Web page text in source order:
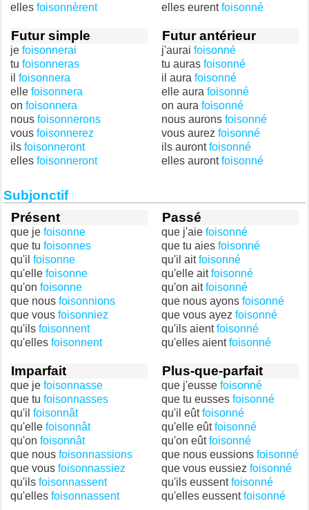
elles foisonnèrent
elles eurentfoisonné
Futur simple
je foisonnerai
tu foisonneras
il foisonnera
elle foisonnera
on foisonnera
nous foisonnerons
vous foisonnerez
ils foisonneront
elles foisonneront
Futur antérieur
j'aurai foisonné
tu auras foisonné
il aura foisonné
elle aura foisonné
on aura foisonné
nous aurons foisonné
vous aurez foisonné
ils aurontfoisonné
elles aurontfoisonné
Subjonctif
Présent
que je foisonne
que tu foisonnes
qu'il foisonne
qu'elle foisonne
qu'on foisonne
que nous foisonnions
que vous foisonniez
qu'ils foisonnent
qu'elles foisonnent
Passé
que j'aie foisonné
que tu aies foisonné
qu'il aitfoisonné
qu'elle aitfoisonné
qu'on aitfoisonné
que nous ayons foisonné
que vous ayez foisonné
qu'ils aientfoisonné
qu'elles aientfoisonné
Imparfait
que je foisonnasse
que tu foisonnasses
qu'il foisonnât
qu'elle foisonnât
qu'on foisonnât
que nous foisonnassions
que vous foisonnassiez
qu'ils foisonnassent
qu'elles foisonnassent
Plus-que-parfait
que j'eusse foisonné
que tu eusses foisonné
qu'il eûtfoisonné
qu'elle eûtfoisonné
qu'on eûtfoisonné
que nous eussions foisonné
que vous eussiez foisonné
qu'ils eussentfoisonné
qu'elles eussentfoisonné